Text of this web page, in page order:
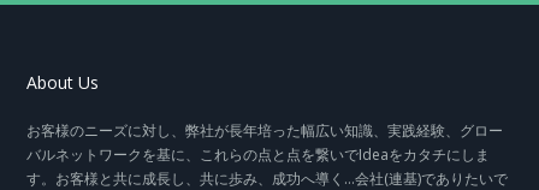
About Us
お客様のニーズに対し、弊社が長年培った幅広い知識、実践経験、グロー
バルネットワークを基に、これらの点と点を繋いでIdeaをカタチにしま
す。お客様と共に成長し、共に歩み、成功へ導く…会社(連基)でありたいで